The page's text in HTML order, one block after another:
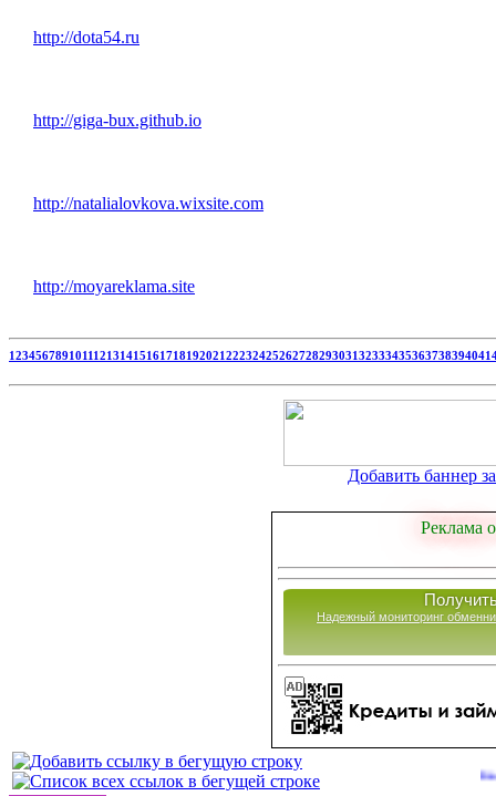
http://dota54.ru
http://giga-bux.github.io
http://natalialovkova.wixsite.com
http://moyareklama.site
1234567891011121314151617181920212223242526272829303132333435363738394041
Добавить баннер
Реклама
Надежный мониторинг
Сайты для